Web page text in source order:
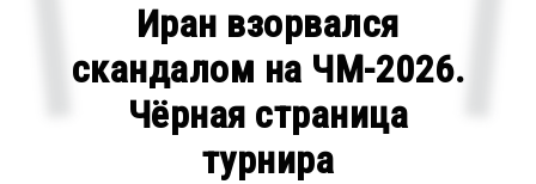
Иран взорвался
скандалом на ЧМ-2026.
Чёрная страница
турнира